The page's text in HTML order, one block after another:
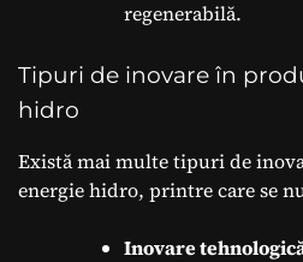
regenerabilă.
Tipuri de inovare în
hidro
Există mai multe tipuri de
energie hidro, printre care se
Inovare